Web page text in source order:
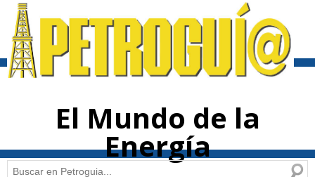
contenido
El Mundo de la
Energía
Buscar